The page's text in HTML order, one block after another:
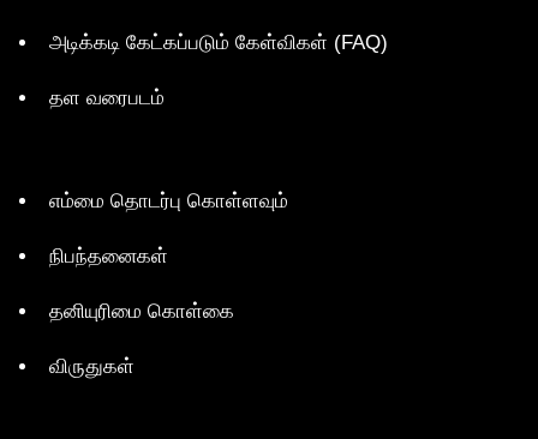
அடிக்கடி கேட்கப்படும் கேள்விகள் (FAQ)
தள வரைபடம்
எம்மை தொடர்பு கொள்ளவும்
நிபந்தனைகள்
தனியுரிமை கொள்கை
விருதுகள்